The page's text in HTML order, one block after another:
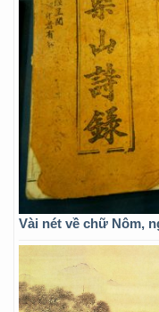
Vài nét về chữ Nôm,